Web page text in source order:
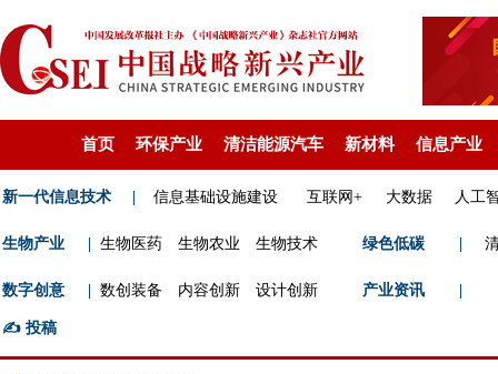
首页 环保产业 清洁能源汽车 新材料 信息产业
新一代信息技术 信息基础设施建设 互联网+ 大数据 人工
生物产业 生物医药 生物农业 生物技术 绿色低碳
数字创意 数创装备 内容创新 设计创新 产业资讯
✍️ 投稿